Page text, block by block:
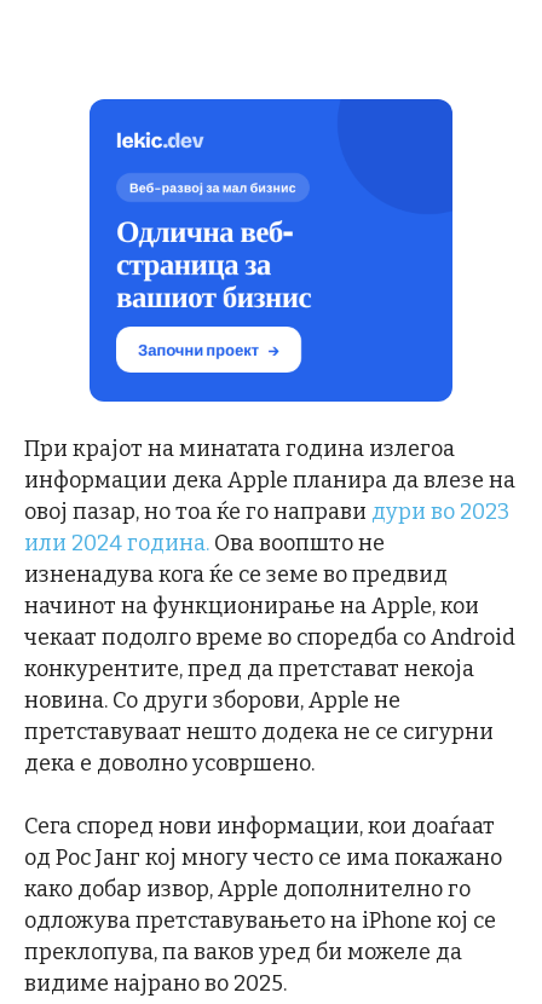
При крајот на минатата година излегоа
информации дека Apple планира да влезе на
овој пазар, но тоа ќе го направи дури во 2023
или 2024 година. Ова воопшто не
изненадува кога ќе се земе во предвид
начинот на функционирање на Apple, кои
чекаат подолго време во споредба со Android
конкурентите, пред да претстават некоја
новина. Со други зборови, Apple не
претставуваат нешто додека не се сигурни
дека е доволно усовршено.
Сега според нови информации, кои доаѓаат
од Рос Јанг кој многу често се има покажано
како добар извор, Apple дополнително го
одложува претставувањето на iPhone кој се
преклопува, па ваков уред би можеле да
видиме најрано во 2025.